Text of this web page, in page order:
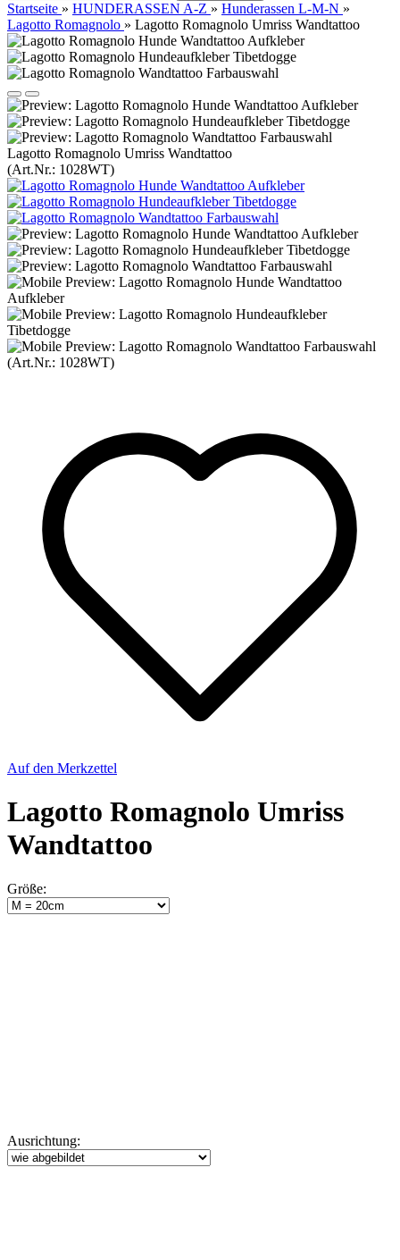
Startseite » HUNDERASSEN A-Z » Hunderassen L-M-N »
Lagotto Romagnolo » Lagotto Romagnolo Umriss Wandtattoo
Lagotto Romagnolo Umriss Wandtattoo
(Art.Nr.: 1028WT)
(Art.Nr.: 1028WT)
Auf den Merkzettel
Lagotto Romagnolo Umriss
Wandtattoo
Größe:
Ausrichtung: